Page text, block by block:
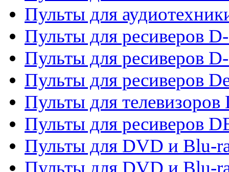
Пульты для
Пульты для ресиверов
Пульты для ресиверов
Пульты для ресиверов
Пульты для телевизоров
Пульты для ресиверов
Пульты для DVD и Blu-
Пульты для DVD и Blu-